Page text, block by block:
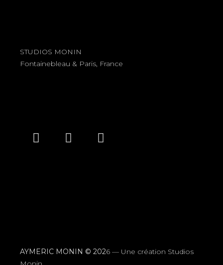
STUDIOS MONIN
Fontainebleau & Paris, France
AYMERIC MONIN © 2026 — Une création Studios